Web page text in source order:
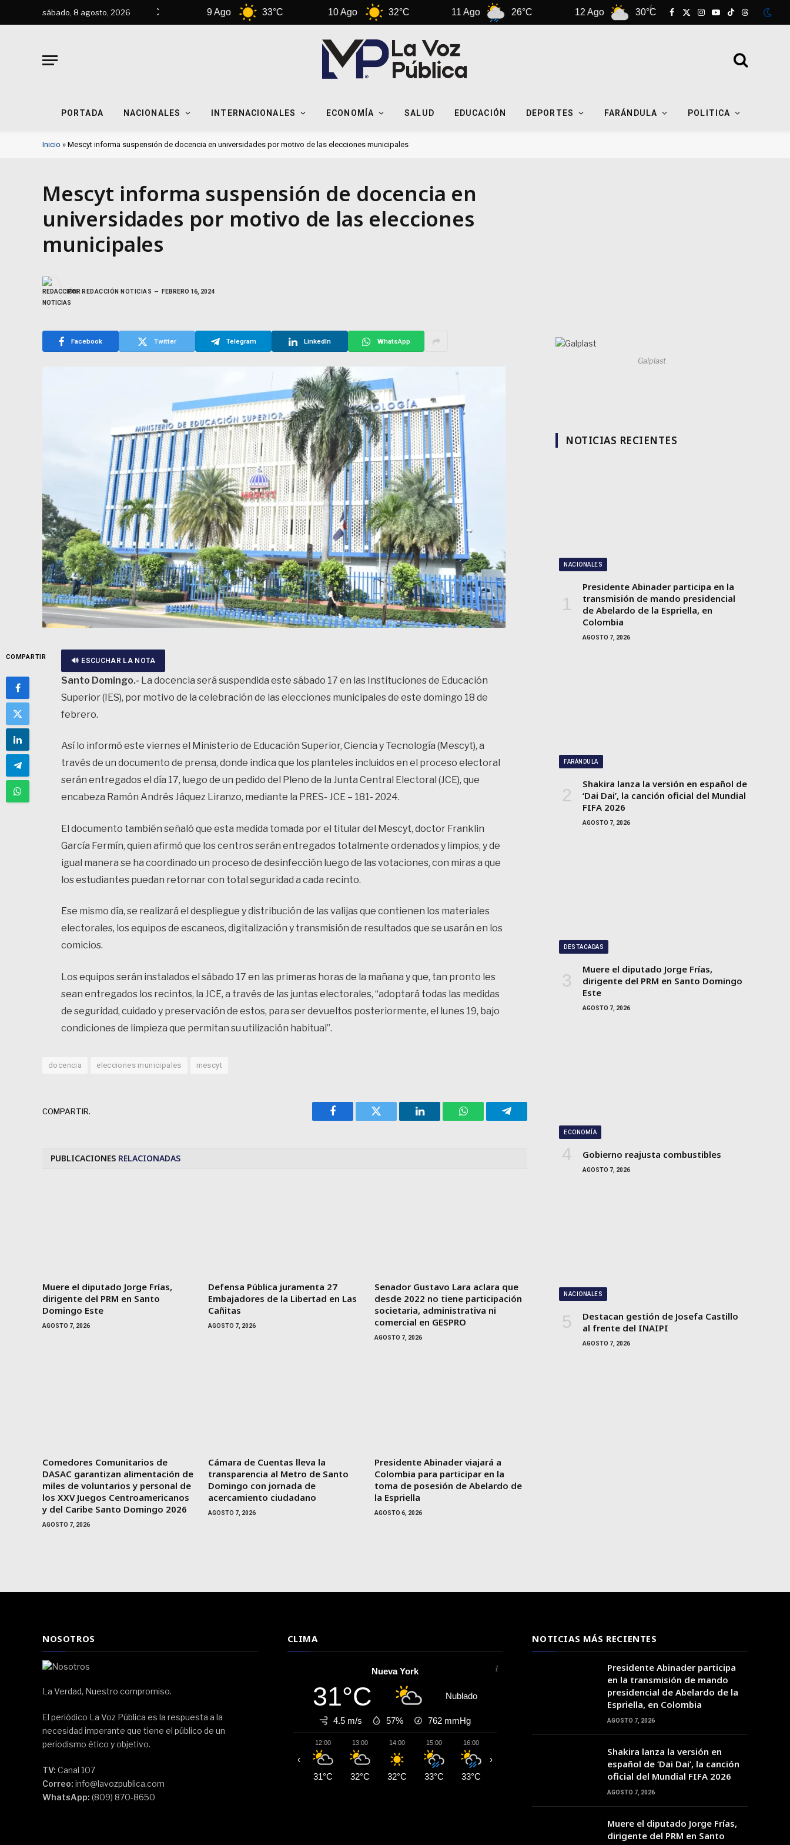
sábado, 8 agosto, 2026
8 Ago 32°C 33°C 32°C 26°C 30°C 13 Ago 31°C
Facebook
X
Instagram
YouTube
TikTokThreads
PORTADA NACIONALES INTERNACIONALES ECONOMÍA SALUD EDUCACIÓN DEPORTES FARÁNDULA POLITICA
Inicio » Mescyt informa suspensión de docencia en universidades por motivo de las elecciones municipales
Mescyt informa suspensión de docencia en
universidades por motivo de las elecciones
municipales
POR REDACCIÓN NOTICIAS FEBRERO 16, 2024
Facebook Twitter Telegram LinkedIn WhatsApp
COMPARTIR 🔊 ESCUCHAR LA NOTA
Santo Domingo.- La docencia será suspendida este sábado 17 en las Instituciones de Educación
Superior (IES), por motivo de la celebración de las elecciones municipales de este domingo 18 de
febrero.
Así lo informó este viernes el Ministerio de Educación Superior, Ciencia y Tecnología (Mescyt), a
través de un documento de prensa, donde indica que los planteles incluidos en el proceso electoral
serán entregados el día 17, luego de un pedido del Pleno de la Junta Central Electoral (JCE), que
encabeza Ramón Andrés Jáquez Liranzo, mediante la PRES- JCE – 181- 2024.
El documento también señaló que esta medida tomada por el titular del Mescyt, doctor Franklin
García Fermín, quien afirmó que los centros serán entregados totalmente ordenados y limpios, y de
igual manera se ha coordinado un proceso de desinfección luego de las votaciones, con miras a que
los estudiantes puedan retornar con total seguridad a cada recinto.
Ese mismo día, se realizará el despliegue y distribución de las valijas que contienen los materiales
electorales, los equipos de escaneos, digitalización y transmisión de resultados que se usarán en los
comicios.
Los equipos serán instalados el sábado 17 en las primeras horas de la mañana y que, tan pronto les
sean entregados los recintos, la JCE, a través de las juntas electorales, “adoptará todas las medidas
de seguridad, cuidado y preservación de estos, para ser devueltos posteriormente, el lunes 19, bajo
condiciones de limpieza que permitan su utilización habitual”.
docencia elecciones municipales mescyt
COMPARTIR.
Facebook Twitter LinkedIn WhatsAppTelegram
PUBLICACIONES RELACIONADAS
Muere el diputado Jorge Frías,
dirigente del PRM en Santo
Domingo Este
AGOSTO 7, 2026
Defensa Pública juramenta 27
Embajadores de la Libertad en Las
Cañitas
AGOSTO 7, 2026
Senador Gustavo Lara aclara que
desde 2022 no tiene participación
societaria, administrativa ni
comercial en GESPRO
AGOSTO 7, 2026
Comedores Comunitarios de
DASAC garantizan alimentación de
miles de voluntarios y personal de
los XXV Juegos Centroamericanos
y del Caribe Santo Domingo 2026
AGOSTO 7, 2026
Cámara de Cuentas lleva la
transparencia al Metro de Santo
Domingo con jornada de
acercamiento ciudadano
AGOSTO 7, 2026
Presidente Abinader viajará a
Colombia para participar en la
toma de posesión de Abelardo de
la Espriella
AGOSTO 6, 2026
Galplast
NOTICIAS RECIENTES
NACIONALES
Presidente Abinader participa en la
transmisión de mando presidencial
de Abelardo de la Espriella, en
Colombia
AGOSTO 7, 2026
FARÁNDULA
Shakira lanza la versión en español de
‘Dai Dai’, la canción oficial del Mundial
FIFA 2026
AGOSTO 7, 2026
DESTACADAS
Muere el diputado Jorge Frías,
dirigente del PRM en Santo Domingo
Este
AGOSTO 7, 2026
ECONOMÍA
Gobierno reajusta combustibles
AGOSTO 7, 2026
NACIONALES
Destacan gestión de Josefa Castillo
al frente del INAIPI
AGOSTO 7, 2026
NOSOTROS
La Verdad, Nuestro compromiso.
El periódico La Voz Pública es la respuesta a la
necesidad imperante que tiene el público de un
periodismo ético y objetivo.
TV: Canal 107
Correo: info@lavozpublica.com
WhatsApp: (809) 870-8650
CLIMA
Nueva York
31°C Nublado
4.5 m/s 57% 762 mmHg
12:00
31°C
13:00
32°C
14:00
32°C
15:00
33°C
16:00
33°C 26°C 25°C 25°C 25°C
‹ ›
NOTICIAS MÁS RECIENTES
Presidente Abinader participa
en la transmisión de mando
presidencial de Abelardo de la
Espriella, en Colombia
AGOSTO 7, 2026
Shakira lanza la versión en
español de ‘Dai Dai’, la canción
oficial del Mundial FIFA 2026
AGOSTO 7, 2026
Muere el diputado Jorge Frías,
dirigente del PRM en Santo